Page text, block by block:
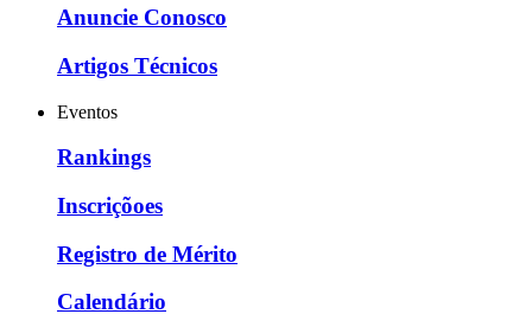
Anuncie Conosco
Artigos Técnicos
Eventos
Rankings
Inscriçõoes
Registro de Mérito
Calendário